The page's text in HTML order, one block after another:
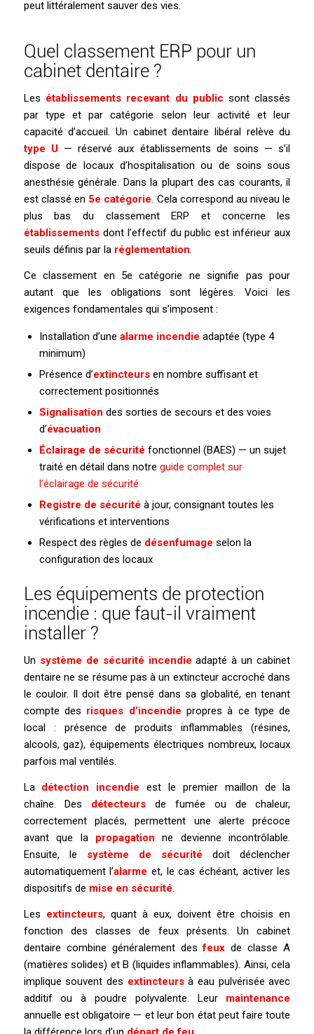
peut littéralement sauver des vies.
Quel classement ERP pour un
cabinet dentaire ?
Les établissements recevant du public sont classés
par type et par catégorie selon leur activité et leur
capacité d’accueil. Un cabinet dentaire libéral relève du
type U— réservé aux établissements de soins — s’il
dispose de locaux d’hospitalisation ou de soins sous
anesthésie générale. Dans la plupart des cas courants, il
est classé en 5e catégorie. Cela correspond au niveau le
plus bas du classement ERP et concerne les
établissementsdont l’effectif du public est inférieur aux
seuils définis par la réglementation.
Ce classement en 5e catégorie ne signifie pas pour
autant que les obligations sont légères. Voici les
exigences fondamentales qui s’imposent :
Installation d’une alarme incendie adaptée (type 4
minimum)
Présence d’extincteursen nombre suffisant et
correctement positionnés
Signalisation des sorties de secours et des voies
d’évacuation
Éclairage de sécurité fonctionnel (BAES) — un sujet
traité en détail dans notre guide complet sur
l’éclairage de sécurité
Registre de sécurité à jour, consignant toutes les
vérifications et interventions
Respect des règles de désenfumage selon la
configuration des locaux
Les équipements de protection
incendie : que faut-il vraiment
installer ?
Un système de sécurité incendie adapté à un cabinet
dentaire ne se résume pas à un extincteur accroché dans
le couloir. Il doit être pensé dans sa globalité, en tenant
compte des risques d’incendie propres à ce type de
local : présence de produits inflammables (résines,
alcools, gaz), équipements électriques nombreux, locaux
parfois mal ventilés.
La détection incendie est le premier maillon de la
chaîne. Des détecteurs de fumée ou de chaleur,
correctement placés, permettent une alerte précoce
avant que la propagation ne devienne incontrôlable.
Ensuite, le système de sécurité doit déclencher
automatiquement l’alarme et, le cas échéant, activer les
dispositifs de mise en sécurité.
Les extincteurs, quant à eux, doivent être choisis en
fonction des classes de feux présents. Un cabinet
dentaire combine généralement desfeux de classe A
(matières solides) et B (liquides inflammables). Ainsi, cela
implique souvent des extincteursà eau pulvérisée avec
additif ou à poudre polyvalente. Leur maintenance
annuelle est obligatoire — et leur bon état peut faire toute